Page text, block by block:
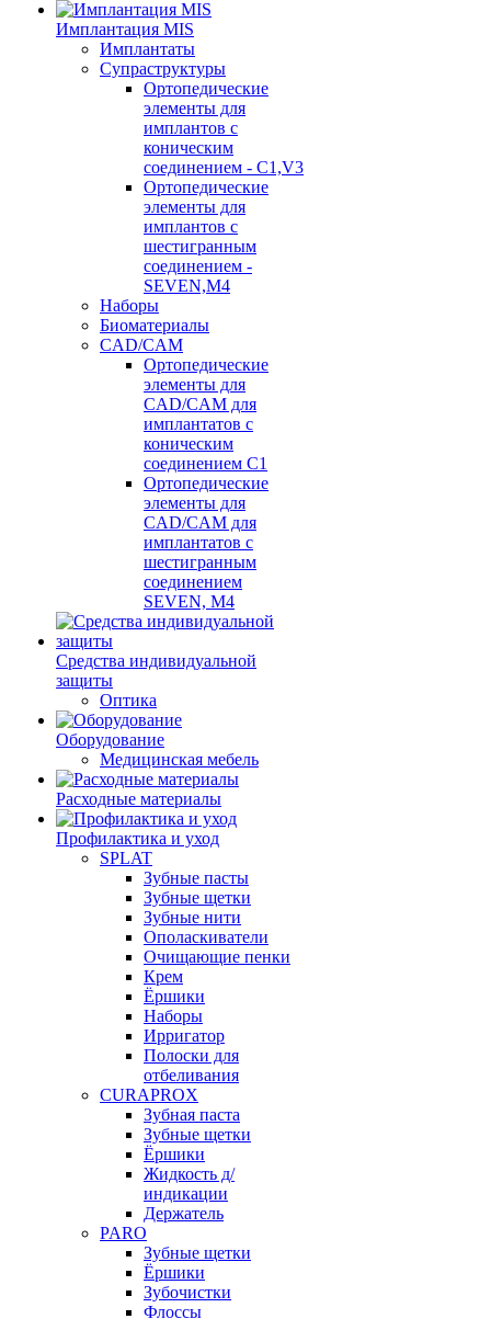
Имплантация MIS
Имплантаты
Супраструктуры
Ортопедические
элементы для
имплантов с
коническим
соединением - C1,V3
Ортопедические
элементы для
имплантов с
шестигранным
соединением -
SEVEN,M4
Наборы
Биоматериалы
CAD/CAM
Ортопедические
элементы для
CAD/CAM для
имплантатов с
коническим
соединением С1
Ортопедические
элементы для
CAD/CAM для
имплантатов с
шестигранным
соединением
SEVEN, М4
Средства индивидуальной
защиты
Оптика
Оборудование
Медицинская мебель
Расходные материалы
Профилактика и уход
SPLAT
Зубные пасты
Зубные щетки
Зубные нити
Ополаскиватели
Очищающие пенки
Крем
Ёршики
Наборы
Ирригатор
Полоски для
отбеливания
CURAPROX
Зубная паста
Зубные щетки
Ёршики
Жидкость д/
индикации
Держатель
PARO
Зубные щетки
Ёршики
Зубочистки
Флоссы